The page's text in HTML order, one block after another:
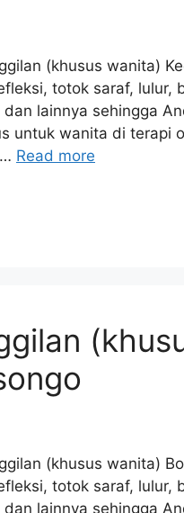
(khusus wanita)
totok saraf, lulur,
lainnya sehingga
untuk wanita di terapi
Read more
(khusus wanita)
totok saraf, lulur,
lainnya sehingga